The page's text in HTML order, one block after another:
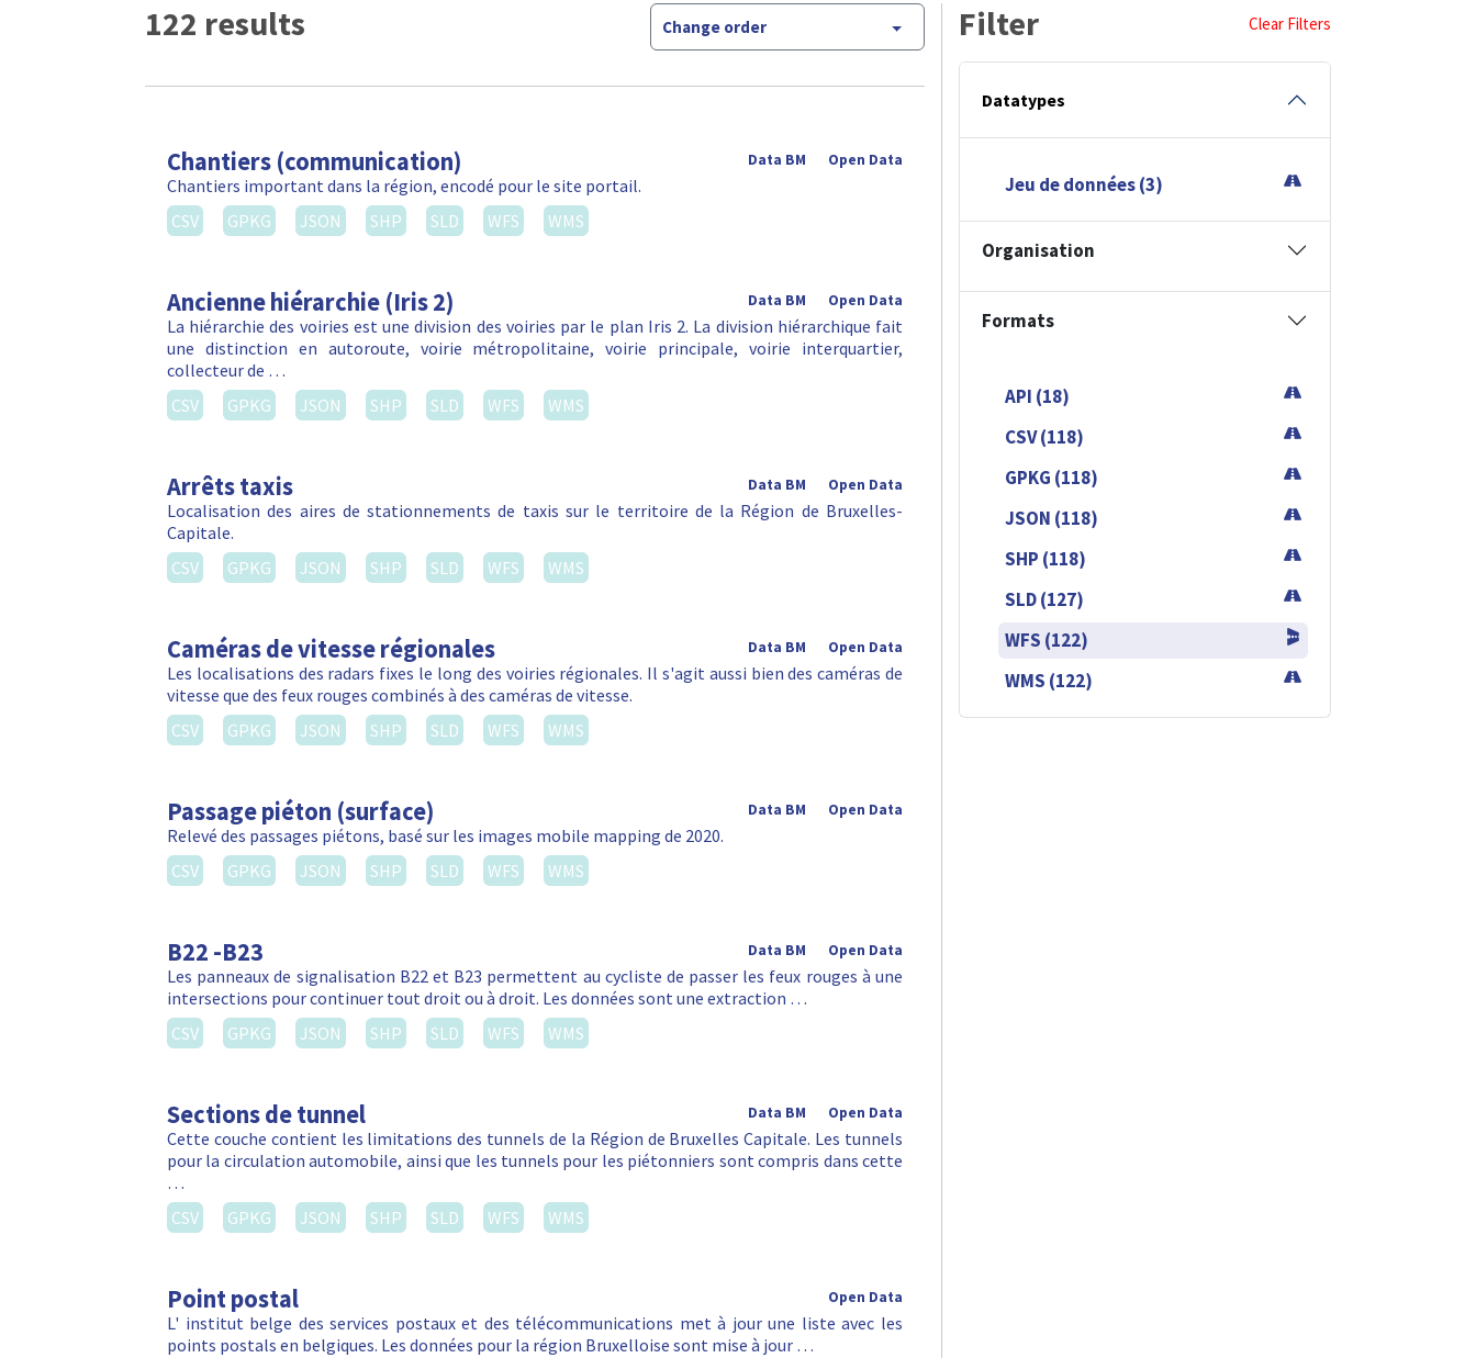
122 results Change order
Chantiers (communication) Open Data
Data BM
Chantiers important dans la région, encodé pour le site portail.
CSV
GPKG JSON SHP SLD WFS WMS
Ancienne hiérarchie (Iris 2) Open Data
Data BM
La hiérarchie des voiries est une division des voiries par le plan Iris 2. La division hiérarchique fait
une distinction en autoroute, voirie métropolitaine, voirie principale, voirie interquartier,
collecteur de …
CSV
GPKG JSON SHP SLD WFS WMS
Arrêts taxis Open Data
Data BM
Localisation des aires de stationnements de taxis sur le territoire de la Région de Bruxelles-
Capitale.
CSV
GPKG JSON SHP SLD WFS WMS
Caméras de vitesse régionales Open Data
Data BM
Les localisations des radars fixes le long des voiries régionales. Il s'agit aussi bien des caméras de
vitesse que des feux rouges combinés à des caméras de vitesse.
CSV
GPKG JSON SHP SLD WFS WMS
Passage piéton (surface) Open Data
Data BM
Relevé des passages piétons, basé sur les images mobile mapping de 2020.
CSV
GPKG JSON SHP SLD WFS WMS
B22 -B23 Open Data
Data BM
Les panneaux de signalisation B22 et B23 permettent au cycliste de passer les feux rouges à une
intersections pour continuer tout droit ou à droit. Les données sont une extraction …
CSV
GPKG JSON SHP SLD WFS WMS
Sections de tunnel Open Data
Data BM
Cette couche contient les limitations des tunnels de la Région de Bruxelles Capitale. Les tunnels
pour la circulation automobile, ainsi que les tunnels pour les piétonniers sont compris dans cette
…
CSV
GPKG JSON SHP SLD WFS WMS
Point postal Open Data
L' institut belge des services postaux et des télécommunications met à jour une liste avec les
points postals en belgiques. Les données pour la région Bruxelloise sont mise à jour …
Filter Clear Filters
Datatypes
Jeu de données (3)
Organisation
Formats
API (18)
CSV (118)
GPKG (118)
JSON (118)
SHP (118)
SLD (127)
WFS (122)
WMS (122)